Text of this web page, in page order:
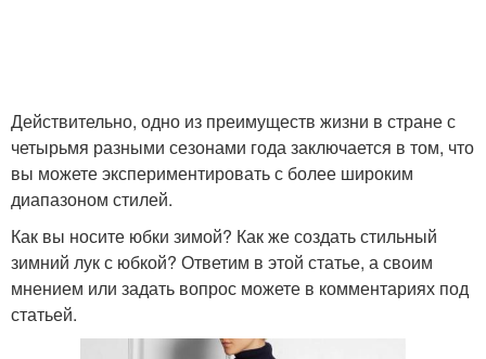
Действительно, одно из преимуществ жизни в стране с
четырьмя разными сезонами года заключается в том, что
вы можете экспериментировать с более широким
диапазоном стилей.
Как вы носите юбки зимой? Как же создать стильный
зимний лук с юбкой? Ответим в этой статье, а своим
мнением или задать вопрос можете в комментариях под
статьей.